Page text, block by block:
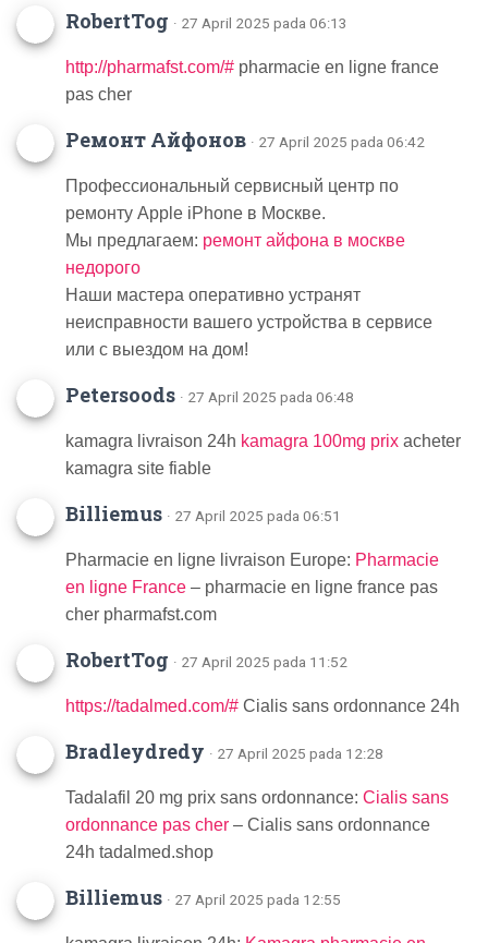
RobertTog · 27 April 2025 pada 06:13
http://pharmafst.com/# pharmacie en ligne france
pas cher
Ремонт Айфонов · 27 April 2025 pada 06:42
Профессиональный сервисный центр по
ремонту Apple iPhone в Москве.
Мы предлагаем: ремонт айфона в москве
недорого
Наши мастера оперативно устранят
неисправности вашего устройства в сервисе
или с выездом на дом!
Petersoods · 27 April 2025 pada 06:48
kamagra livraison 24h kamagra 100mg prix acheter
kamagra site fiable
Billiemus · 27 April 2025 pada 06:51
Pharmacie en ligne livraison Europe: Pharmacie
en ligne France – pharmacie en ligne france pas
cher pharmafst.com
RobertTog · 27 April 2025 pada 11:52
https://tadalmed.com/# Cialis sans ordonnance 24h
Bradleydredy · 27 April 2025 pada 12:28
Tadalafil 20 mg prix sans ordonnance: Cialis sans
ordonnance pas cher – Cialis sans ordonnance
24h tadalmed.shop
Billiemus · 27 April 2025 pada 12:55